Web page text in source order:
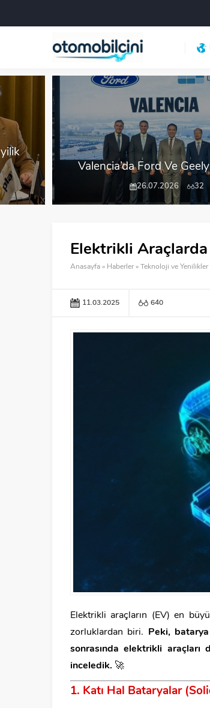
Hyundai, IIHS 2025’te
oldu
12.01.2026 166
Elektrikli
Anasayfa » Haberler » Teknoloji ve Yenilikler
11.03.2025 640
Elektrikli araçların (EV) en
zorluklardan biri. Peki,
sonrasında elektrikli
inceledik. 🚀
1. Katı Hal Bataryalar